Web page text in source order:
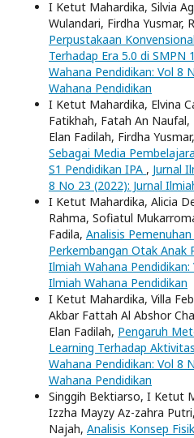
I Ketut Mahardika, Silvia
Wulandari, Firdha Yusmar,
Perpustakaan
Terhadap Era 5.0 di SMPN
Wahana Pendidikan: Vol 8
Wahana Pendidikan
I Ketut Mahardika, Elvina
Fatikhah, Fatah An Naufal,
Elan Fadilah, Firdha Yusmar,
Sebagai Media
S1 Pendidikan IPA , Jurnal
8 No 23 (2022): Jurnal
I Ketut Mahardika, Alicia
Rahma, Sofiatul
Fadila, Analisis
Perkembangan Otak Anak
Ilmiah Wahana
Ilmiah Wahana Pendidikan
I Ketut Mahardika, Villa
Akbar Fattah Al Abshor
Elan Fadilah, Pengaruh
Learning Terhadap
Wahana Pendidikan: Vol 8
Wahana Pendidikan
Singgih Bektiarso, I Ketut
Izzha Mayzy Az-zahra
Najah, Analisis Konsep